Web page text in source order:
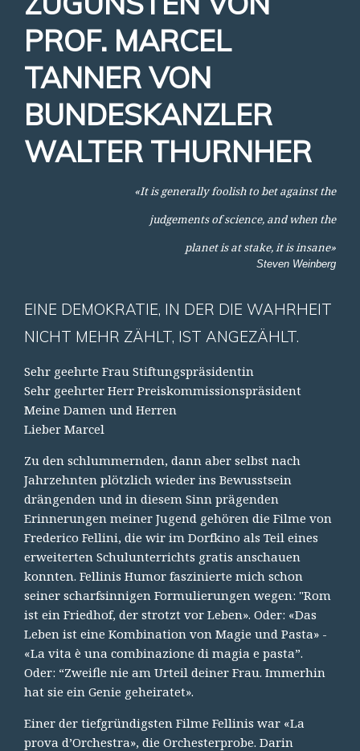
PROF. MARCEL
TANNER VON
BUNDESKANZLER
WALTER THURNHER
«It is generally foolish to bet against the
judgements of science, and when the
planet is at stake, it is insane»
Steven Weinberg
EINE DEMOKRATIE, IN DER DIE WAHRHEIT
NICHT MEHR ZÄHLT, IST ANGEZÄHLT.
Sehr geehrte Frau Stiftungspräsidentin
Sehr geehrter Herr Preiskommissionspräsident
Meine Damen und Herren
Lieber Marcel
Zu den schlummernden, dann aber selbst nach
Jahrzehnten plötzlich wieder ins Bewusstsein
drängenden und in diesem Sinn prägenden
Erinnerungen meiner Jugend gehören die Filme von
Frederico Fellini, die wir im Dorfkino als Teil eines
erweiterten Schulunterrichts gratis anschauen
konnten. Fellinis Humor faszinierte mich schon
seiner scharfsinnigen Formulierungen wegen: "Rom
ist ein Friedhof, der strotzt vor Leben». Oder: «Das
Leben ist eine Kombination von Magie und Pasta» -
«La vita è una combinazione di magia e pasta”.
Oder: “Zweifle nie am Urteil deiner Frau. Immerhin
hat sie ein Genie geheiratet».
Einer der tiefgründigsten Filme Fellinis war «La
prova d’Orchestra», die Orchesterprobe. Darin